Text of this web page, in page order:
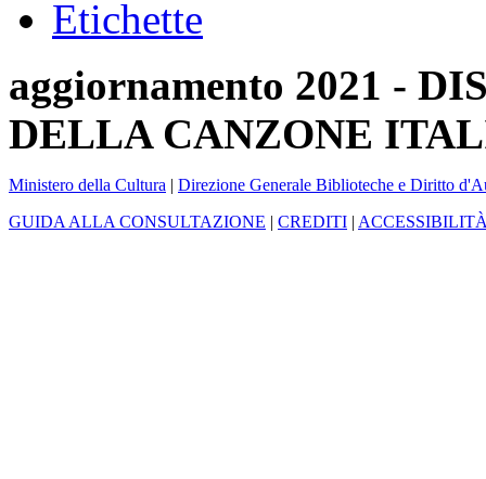
Etichette
aggiornamento 2021 -
DELLA CANZONE
Ministero della Cultura | Direzione Generale Biblioteche e Diritto
GUIDA ALLA CONSULTAZIONE | CREDITI |